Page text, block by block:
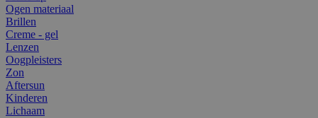
Ogen materiaal
Brillen
Creme - gel
Lenzen
Oogpleisters
Zon
Aftersun
Kinderen
Lichaam